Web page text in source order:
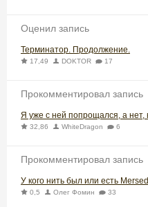
Оценил запись
Терминатор. Продолжение.
17,49 DOKTOR 17
Прокомментировал запись
Я уже с ней попрощался, а нет,
32,86 WhiteDragon 6
Прокомментировал запись
У кого нить был или есть
0,5 Олег Фомин 33